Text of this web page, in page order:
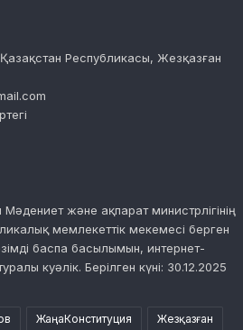
Республикасы, Жезқазған
және ақпарат министрлігінің
мемлекеттік мекемесі берген
баспа басылымын, интернет-
куәлік. Берілген күні: 30.12.2025
ЖаңаКонституция Жезқазған